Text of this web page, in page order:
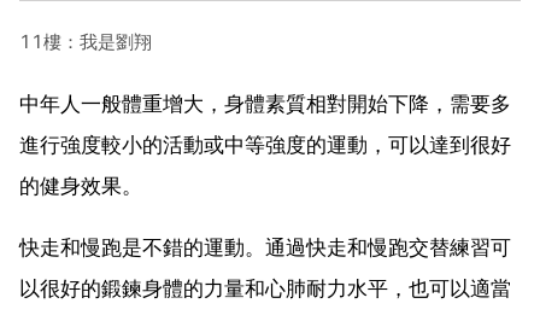
11樓：我是劉翔
中年人一般體重增大，身體素質相對開始下降，需要多
進行強度較小的活動或中等強度的運動，可以達到很好
的健身效果。
快走和慢跑是不錯的運動。通過快走和慢跑交替練習可
以很好的鍛鍊身體的力量和心肺耐力水平，也可以適當